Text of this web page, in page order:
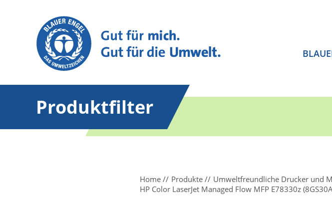
Produktfilter
Home Produkte
Umweltfreundliche Drucker und
HP Color LaserJet Managed Flow MFP E78330z